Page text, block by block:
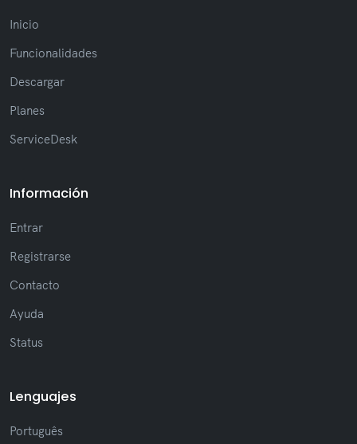
Inicio
Funcionalidades
Descargar
Planes
ServiceDesk
Información
Entrar
Registrarse
Contacto
Ayuda
Status
Lenguajes
Português